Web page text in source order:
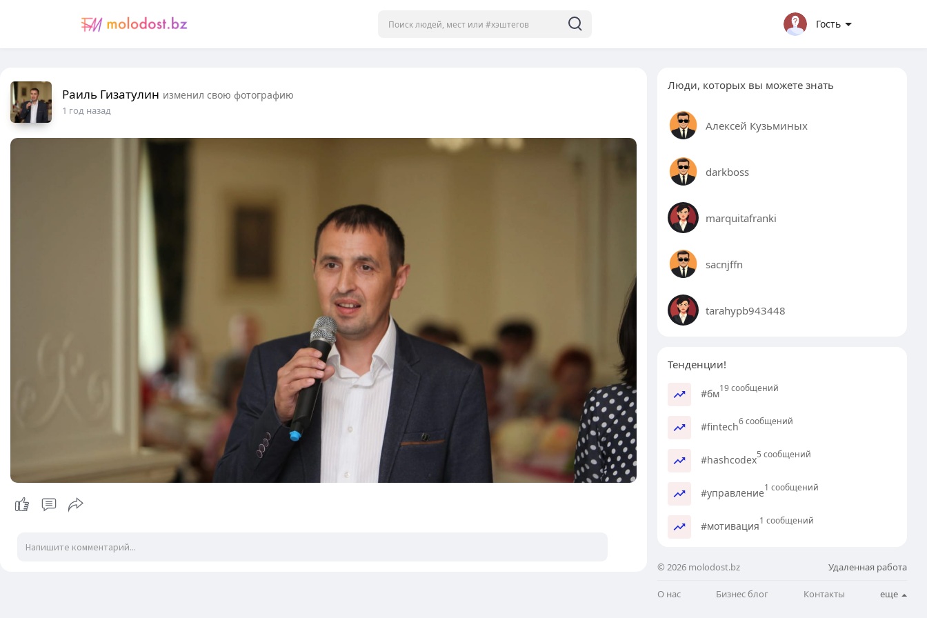
Гость
Раиль Гизатулин изменил свою фотографию
1 год назад
Люди, которых вы можете знать
Алексей Кузьминых
darkboss
marquitafranki
sacnjffn
tarahypb943448
Тенденции!
#бм19 сообщений
#fintech6 сообщений
#hashcodex5 сообщений
#управление1 сообщений
#мотивация1 сообщений
© 2026 molodost.bz Удаленная работа
О нас Бизнес блог Контакты еще